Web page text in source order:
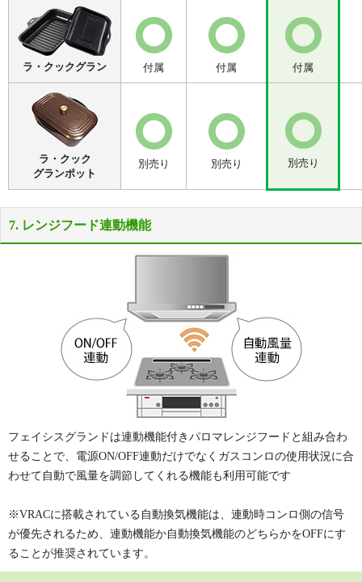
ラ・クックグラン 付属 付属 付属
ラ・クック
グランポット
別売り 別売り 別売り
7. レンジフード連動機能
フェイシスグランドは連動機能付きパロマレンジフードと組み合わ
せることで、電源ON/OFF連動だけでなくガスコンロの使用状況に合
わせて自動で風量を調節してくれる機能も利用可能です
※VRACに搭載されている自動換気機能は、連動時コンロ側の信号
が優先されるため、連動機能か自動換気機能のどちらかをOFFにす
ることが推奨されています。